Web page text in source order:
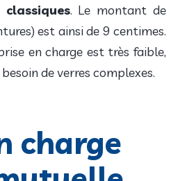
. Le montant de
est ainsi de 9 centimes.
en charge est très faible,
de verres complexes.
charge